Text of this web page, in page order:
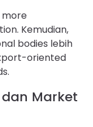
more
Kemudian,
bodies lebih
oriented
dan Market